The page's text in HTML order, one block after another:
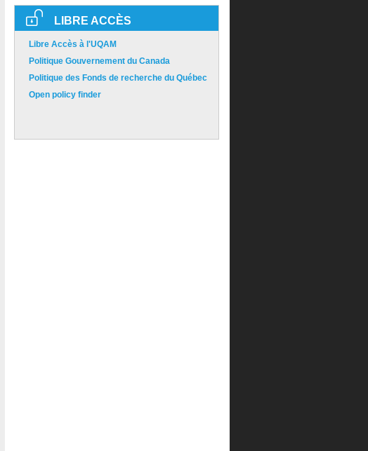
LIBRE ACCÈS
Libre Accès à l'UQAM
Politique Gouvernement du Canada
Politique des Fonds de recherche du Québec
Open policy finder